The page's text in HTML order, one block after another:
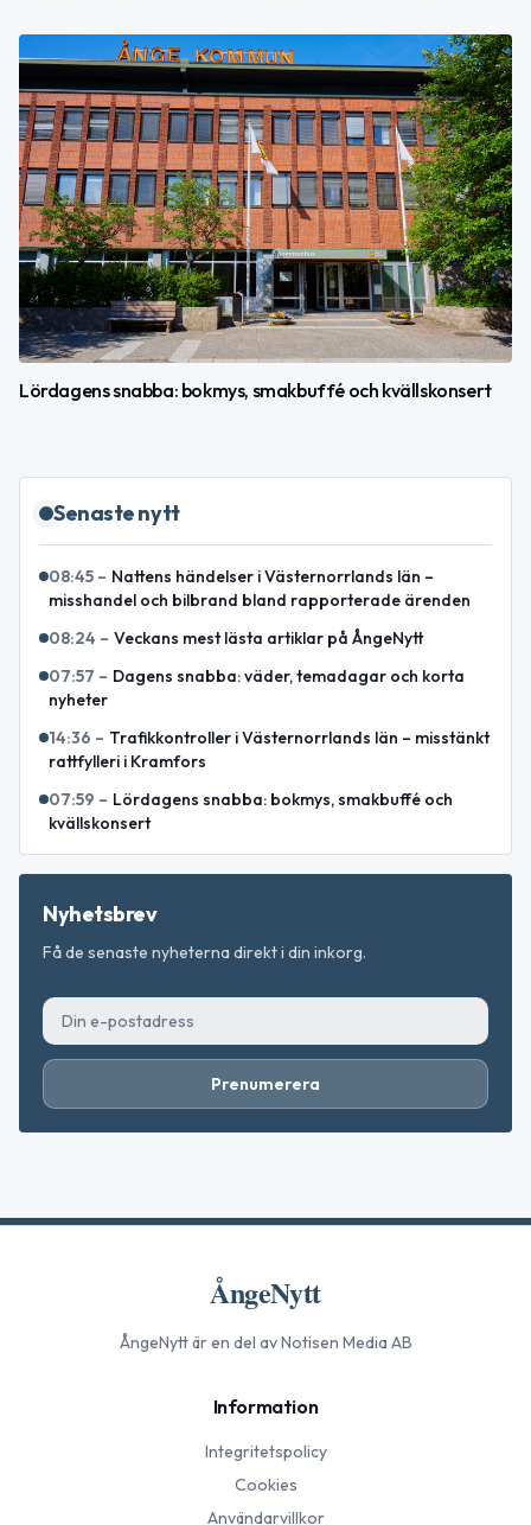
Lördagens snabba: bokmys, smakbuffé och kvällskonsert
Senaste nytt
08:45 – Nattens händelser i Västernorrlands län –
misshandel och bilbrand bland rapporterade ärenden
08:24 – Veckans mest lästa artiklar på ÅngeNytt
07:57 – Dagens snabba: väder, temadagar och korta
nyheter
14:36 – Trafikkontroller i Västernorrlands län – misstänkt
rattfylleri i Kramfors
07:59 – Lördagens snabba: bokmys, smakbuffé och
kvällskonsert
Nyhetsbrev
Få de senaste nyheterna direkt i din inkorg.
Prenumerera
ÅngeNytt
ÅngeNyttär en del av Notisen Media AB
Information
Integritetspolicy
Cookies
Användarvillkor